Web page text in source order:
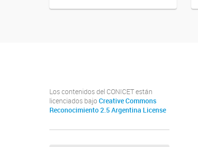
Los contenidos del CONICET están
licenciados bajo Creative Commons
Reconocimiento 2.5 Argentina License